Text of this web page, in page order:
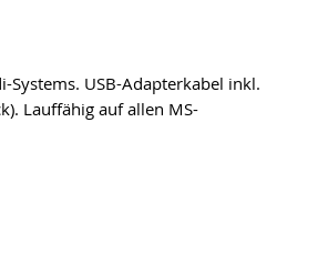
USB-Adapterkabel inkl.
Lauffähig auf allen MS-